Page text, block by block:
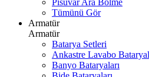
Pisuvar Ara Bölme
Tümünü Gör
Armatür
Armatür
Batarya Setleri
Ankastre Lavabo
Banyo Bataryaları